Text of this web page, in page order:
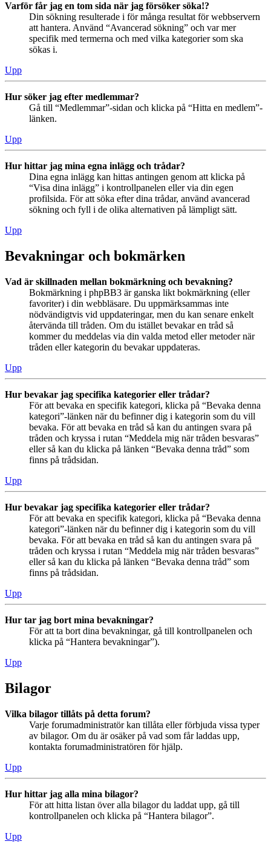
Varför får jag en tom sida när jag försöker söka!?
Din sökning resulterade i för många resultat för webbservern
att hantera. Använd “Avancerad sökning” och var mer
specifik med termerna och med vilka kategorier som ska
sökas i.
Upp
Hur söker jag efter medlemmar?
Gå till “Medlemmar”-sidan och klicka på “Hitta en medlem”-
länken.
Upp
Hur hittar jag mina egna inlägg och trådar?
Dina egna inlägg kan hittas antingen genom att klicka på
“Visa dina inlägg” i kontrollpanelen eller via din egen
profilsida. För att söka efter dina trådar, använd avancerad
sökning och fyll i de olika alternativen på lämpligt sätt.
Upp
Bevakningar och bokmärken
Vad är skillnaden mellan bokmärkning och bevakning?
Bokmärkning i phpBB3 är ganska likt bokmärkning (eller
favoriter) i din webbläsare. Du uppmärksammas inte
nödvändigtvis vid uppdateringar, men du kan senare enkelt
återvända till tråden. Om du istället bevakar en tråd så
kommer du meddelas via din valda metod eller metoder när
tråden eller kategorin du bevakar uppdateras.
Upp
Hur bevakar jag specifika kategorier eller trådar?
För att bevaka en specifik kategori, klicka på “Bevaka denna
kategori”-länken när du befinner dig i kategorin som du vill
bevaka. För att bevaka en tråd så kan du antingen svara på
tråden och kryssa i rutan “Meddela mig när tråden besvaras”
eller så kan du klicka på länken “Bevaka denna tråd” som
finns på trådsidan.
Upp
Hur bevakar jag specifika kategorier eller trådar?
För att bevaka en specifik kategori, klicka på “Bevaka denna
kategori”-länken när du befinner dig i kategorin som du vill
bevaka. För att bevaka en tråd så kan du antingen svara på
tråden och kryssa i rutan “Meddela mig när tråden besvaras”
eller så kan du klicka på länken “Bevaka denna tråd” som
finns på trådsidan.
Upp
Hur tar jag bort mina bevakningar?
För att ta bort dina bevakningar, gå till kontrollpanelen och
klicka på “Hantera bevakningar”).
Upp
Bilagor
Vilka bilagor tillåts på detta forum?
Varje forumadministratör kan tillåta eller förbjuda vissa typer
av bilagor. Om du är osäker på vad som får laddas upp,
kontakta forumadministratören för hjälp.
Upp
Hur hittar jag alla mina bilagor?
För att hitta listan över alla bilagor du laddat upp, gå till
kontrollpanelen och klicka på “Hantera bilagor”.
Upp